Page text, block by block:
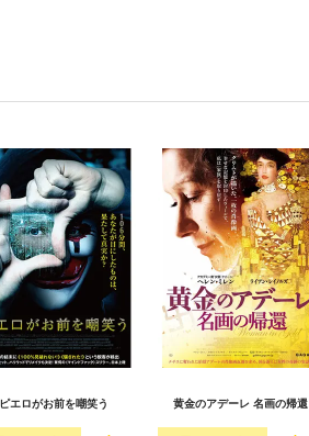
ピエロがお前を嘲笑う 黄金のアデーレ 名画の帰還